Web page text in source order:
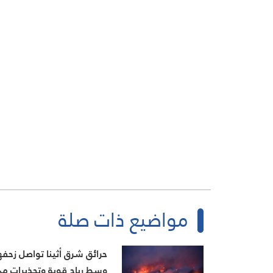
مواضيع ذات صلة
حرائق شرق أثينا تواصل